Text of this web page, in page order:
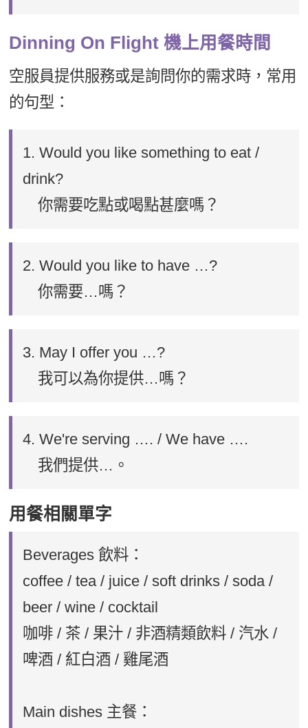
Dinning On Flight 機上用餐時間
空服員提供服務或是詢問你的需求時，常用
的句型：
1. Would you like something to eat /
drink?
你需要吃點或喝點甚麼嗎？
2. Would you like to have …?
你需要…嗎？
3. May I offer you …?
我可以為你提供…嗎？
4. We're serving …. / We have ….
我們提供…。
用餐相關單字
Beverages 飲料：
coffee / tea / juice / soft drinks / soda /
beer / wine / cocktail
咖啡 / 茶 / 果汁 / 非酒精類飲料 / 汽水 /
啤酒 / 紅白酒 / 雞尾酒
Main dishes 主餐：